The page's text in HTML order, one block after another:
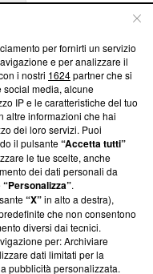
su Blasting
come ci impegniamo a
la nostra aderenza a
News non è
richiesto di farne
una verifica di
per fornirti un servizio
e per analizzare il
i nostri 1624partner che si
media, alcune
IP e le caratteristiche del tuo
altre informazioni che hai
dei loro servizi. Puoi
il pulsante“Accetta tutti”
le tue scelte, anche
dei dati personali da
“Personalizza”.
“X”in alto a destra),
che non consentono
diversi dai tecnici.
per: Archiviare
dati limitati per la
pubblicità personalizzata.